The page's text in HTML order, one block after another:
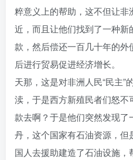
粹意义上的帮助，这不但让
近，而且让他们找到了一种
款，然后偿还一百几十年的
后进行贸易促进经济增长。
天那，这是对非洲人民“民主”
渎，于是西方新殖民者们怒
款去啊？于是他们突然发现
丹，这个国家有石油资源，
国人去援助建造了石油设施